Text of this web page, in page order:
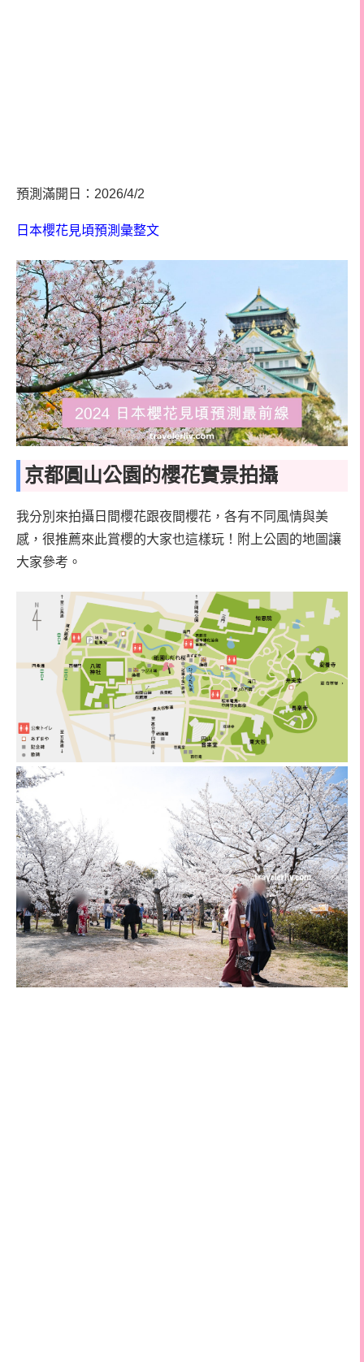
預測滿開日：2026/4/2
日本櫻花見頃預測彙整文
京都圓山公園的櫻花實景拍攝
我分別來拍攝日間櫻花跟夜間櫻花，各有不同風情與美
感，很推薦來此賞櫻的大家也這樣玩！附上公園的地圖讓
大家參考。